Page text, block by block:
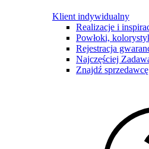
Klient indywidualny
Realizacje i
Powłoki,
Rejestracja
Najczęściej
Znajdź